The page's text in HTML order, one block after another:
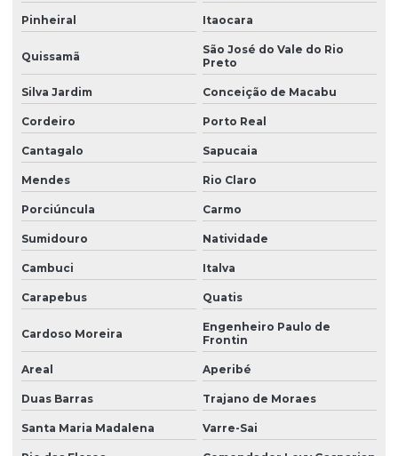
Pinheiral Itaocara
Quissamã
São José do Vale do Rio
Preto
Silva Jardim Conceição de Macabu
Cordeiro Porto Real
Cantagalo Sapucaia
Mendes Rio Claro
Porciúncula Carmo
Sumidouro Natividade
Cambuci Italva
Carapebus Quatis
Cardoso Moreira
Engenheiro Paulo de
Frontin
Areal Aperibé
Duas Barras Trajano de Moraes
Santa Maria Madalena Varre-Sai